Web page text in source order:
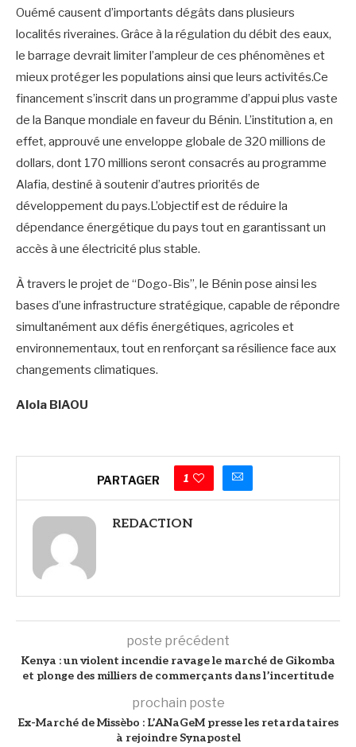
Ouémé causent d’importants dégâts dans plusieurs
localités riveraines. Grâce à la régulation du débit des eaux,
le barrage devrait limiter l’ampleur de ces phénomènes et
mieux protéger les populations ainsi que leurs activités.Ce
financement s’inscrit dans un programme d’appui plus vaste
de la Banque mondiale en faveur du Bénin. L’institution a, en
effet, approuvé une enveloppe globale de 320 millions de
dollars, dont 170 millions seront consacrés au programme
Alafia, destiné à soutenir d’autres priorités de
développement du pays.L’objectif est de réduire la
dépendance énergétique du pays tout en garantissant un
accès à une électricité plus stable.
À travers le projet de “Dogo-Bis”, le Bénin pose ainsi les
bases d’une infrastructure stratégique, capable de répondre
simultanément aux défis énergétiques, agricoles et
environnementaux, tout en renforçant sa résilience face aux
changements climatiques.
Alola BIAOU
PARTAGER 1
REDACTION
poste précédent
Kenya : un violent incendie ravage le marché de Gikomba
et plonge des milliers de commerçants dans l’incertitude
prochain poste
Ex-Marché de Missèbo : L’ANaGeM presse les retardataires
à rejoindre Synapostel